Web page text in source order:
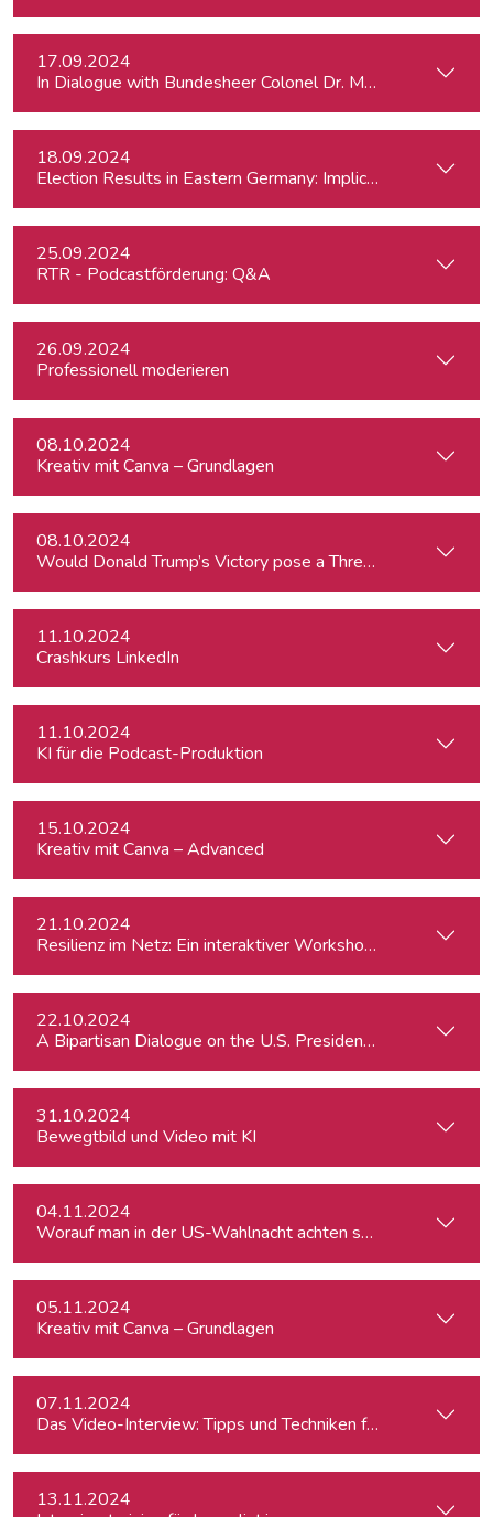
17.09.2024
In Dialogue with Bundesheer Colonel Dr. Markus Reisner -
18.09.2024
Election Results in Eastern Germany:
25.09.2024
RTR - Podcastförderung: Q&A
26.09.2024
Professionell moderieren
08.10.2024
Kreativ mit Canva – Grundlagen
08.10.2024
Would Donald Trump’s Victory pose a Threat to Press
11.10.2024
Crashkurs LinkedIn
11.10.2024
KI für die Podcast-Produktion
15.10.2024
Kreativ mit Canva – Advanced
21.10.2024
Resilienz im Netz: Ein interaktiver Workshop im Umgang
22.10.2024
A Bipartisan Dialogue on the U.S. Presidential Elections:
31.10.2024
Bewegtbild und Video mit KI
04.11.2024
Worauf man in der US-Wahlnacht achten sollte
05.11.2024
Kreativ mit Canva – Grundlagen
07.11.2024
Das Video-Interview: Tipps und Techniken für TV und Web
13.11.2024